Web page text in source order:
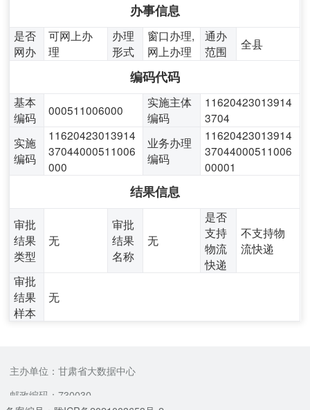
办事信息
是否
网办
可网上办
理
办理
形式
窗口办理,
网上办理
通办
范围
全县
编码代码
基本
编码
000511006000
实施主体
编码
11620423013914
3704
实施
编码
11620423013914
37044000511006
000
业务办理
编码
11620423013914
37044000511006
00001
结果信息
审批
结果
类型
无
审批
结果
名称
无
是否
支持
物流
快递
不支持物
流快递
审批
结果
样本
无
主办单位：甘肃省大数据中心
邮政编码：730030